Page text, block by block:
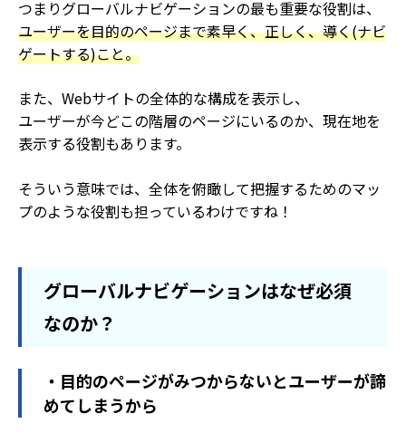
つまりグローバルナビゲーションの最も重要な役割は、
ユーザーを目的のページまで素早く、正しく、導く(ナビ
ゲートする)こと。
また、Webサイトの全体的な構成を表示し、
ユーザーが今どこの階層のページにいるのか、現在地を
表示する役割もあります。
そういう意味では、全体を俯瞰して把握するためのマッ
プのような役割も担っているわけですね！
グローバルナビゲーションはなぜ必須
なのか？
・目的のページがみつからないとユーザーが諦
めてしまうから